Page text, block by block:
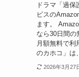
ドラマ「過
ビスの
ます。
なら30日間の
月額無料で
のカホコ」は
2026年3月27